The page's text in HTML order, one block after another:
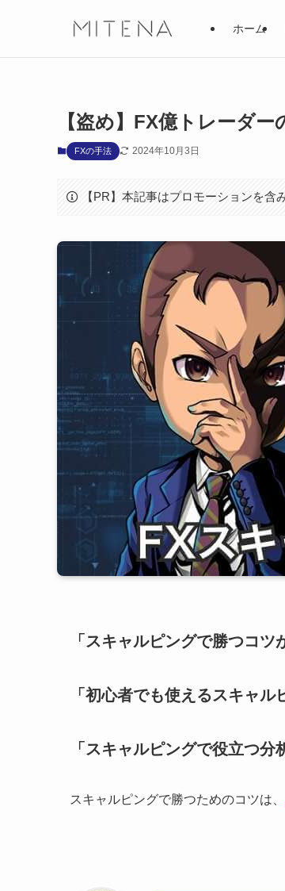
ホーム
【盗め】FX億トレーダ
FXの手法 2024年10月3日
【PR】本記事はプロモーションを含
「スキャルピングで勝つコツ
「初心者でも使えるスキャル
「スキャルピングで役立つ分
スキャルピングで勝つためのコツは、